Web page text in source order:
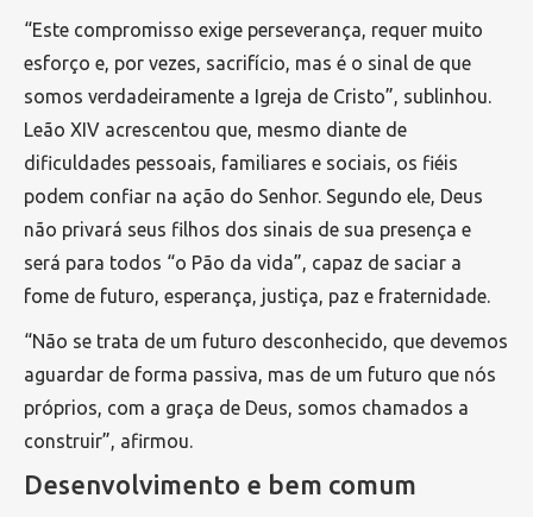
“Este compromisso exige perseverança, requer muito
esforço e, por vezes, sacrifício, mas é o sinal de que
somos verdadeiramente a Igreja de Cristo”, sublinhou.
Leão XIV acrescentou que, mesmo diante de
dificuldades pessoais, familiares e sociais, os fiéis
podem confiar na ação do Senhor. Segundo ele, Deus
não privará seus filhos dos sinais de sua presença e
será para todos “o Pão da vida”, capaz de saciar a
fome de futuro, esperança, justiça, paz e fraternidade.
“Não se trata de um futuro desconhecido, que devemos
aguardar de forma passiva, mas de um futuro que nós
próprios, com a graça de Deus, somos chamados a
construir”, afirmou.
Desenvolvimento e bem comum